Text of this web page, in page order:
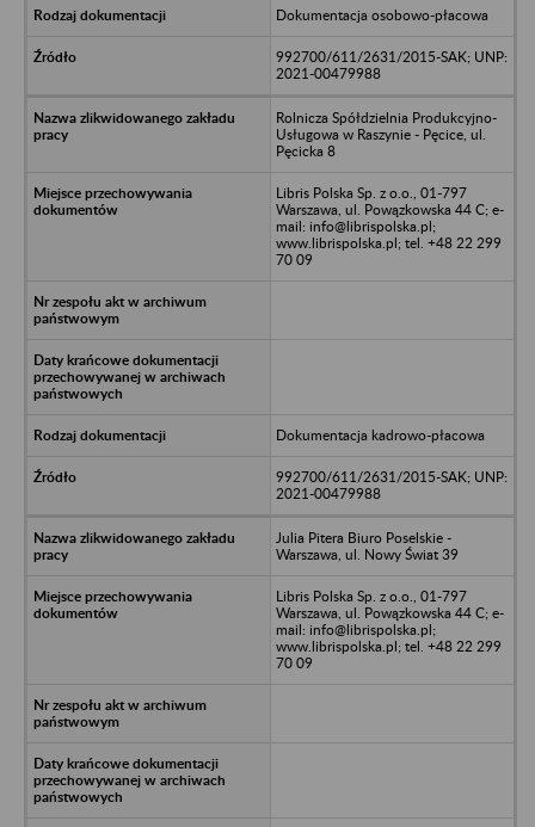
Dokumentacja osobowo-płacowa
992700/611/2631/2015-SAK; UNP:
2021-00479988
Rolnicza Spółdzielnia Produkcyjno-
Usługowa w Raszynie - Pęcice, ul.
Pęcicka 8
Libris Polska Sp. z o.o., 01-797
Warszawa, ul. Powązkowska 44 C; e-
mail: info@librispolska.pl;
www.librispolska.pl; tel. +48 22 299
70 09
Dokumentacja kadrowo-płacowa
992700/611/2631/2015-SAK; UNP:
2021-00479988
Julia Pitera Biuro Poselskie -
Warszawa, ul. Nowy Świat 39
Libris Polska Sp. z o.o., 01-797
Warszawa, ul. Powązkowska 44 C; e-
mail: info@librispolska.pl;
www.librispolska.pl; tel. +48 22 299
70 09